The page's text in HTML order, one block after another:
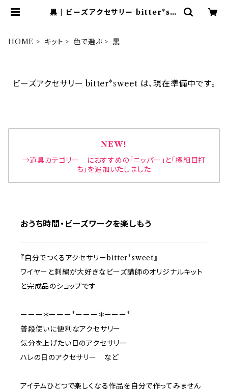
黒 | ビーズアクセサリー bitter*sw
HOME キット 色で選ぶ 黒
ビーズアクセサリー bitter*sweet は、現在準備中です。
NEW！
→道具カテゴリー におすすめの「ニッパー」と「極細目打
ち」を追加いたしました
おうち時間・ビーズワークを楽しもう
『自分でつくるアクセサリーbitter*sweet』
ワイヤーと刺繍が大好きなビーズ講師のオリジナルキット
と完成品のショップです
ーーー＊ーーー*ーーー＊ーーー*
普段使いに便利なアクセサリー
気分を上げたい日のアクセサリー
ハレの日のアクセサリー など
アイテムひとつで楽しくなる作品を自分で作ってみません